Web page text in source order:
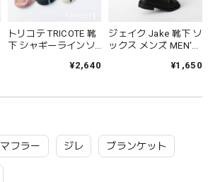
マフラー ジレ ブランケット
トリコテ TRICOTE 靴
下 シャギーラインソ
本製 国産 秋冬 おしゃ
Tr003
¥2,640
ジェイク Jake 靴下 ソ
ックス メンズ MEN'S
夏 ブランド 日本製 国
Fr088
¥1,650